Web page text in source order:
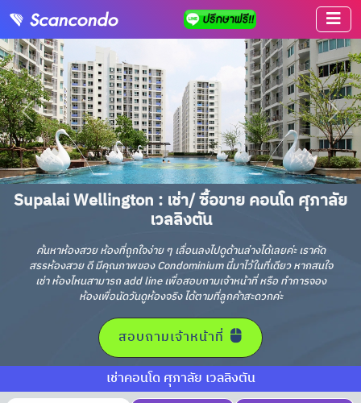
Supalai Wellington : เช่า/ ซื้อขาย คอนโด ศุภาลัย
เวลลิงตัน
ค้นหาห้องสวย ห้องที่ถูกใจง่าย ๆ เลื่อนลงไปดูด้านล่างได้เลยค่ะ เราคัด
สรรห้องสวย ดี มีคุณภาพของ Condominium นี้มาไว้ในที่เดียว หากสนใจ
เช่า ห้องไหนสามารถ add line เพื่อสอบถามเจ้าหน้าที่ หรือ ทำการจอง
ห้องเพื่อนัดวันดูห้องจริง ได้ตามที่ลูกค้าสะดวกค่ะ
สอบถามเจ้าหน้าที่
เช่าคอนโด ศุภาลัย เวลลิงตัน